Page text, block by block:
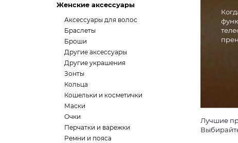
Лучшие
Женские аксессуары
Аксессуары для волос
Браслеты
Броши
Другие аксессуары
Другие украшения
Зонты
Кольца
Кошельки и косметички
Маски
Очки
Перчатки и варежки
Ремни и пояса